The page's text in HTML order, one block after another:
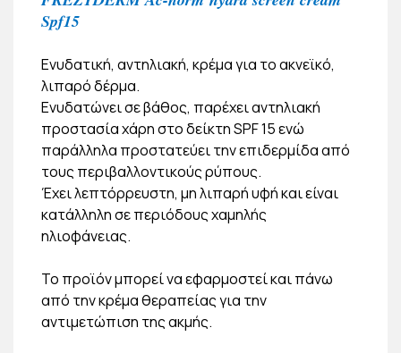
Spf15
Ενυδατική, αντηλιακή, κρέμα για το ακνεϊκό,
λιπαρό δέρμα.
Ενυδατώνει σε βάθος, παρέχει αντηλιακή
προστασία χάρη στο δείκτη SPF 15 ενώ
παράλληλα προστατεύει την επιδερμίδα από
τους περιβαλλοντικούς ρύπους.
Έχει λεπτόρρευστη, μη λιπαρή υφή και είναι
κατάλληλη σε περιόδους χαμηλής
ηλιοφάνειας.
Το προϊόν μπορεί να εφαρμοστεί και πάνω
από την κρέμα θεραπείας για την
αντιμετώπιση της ακμής.